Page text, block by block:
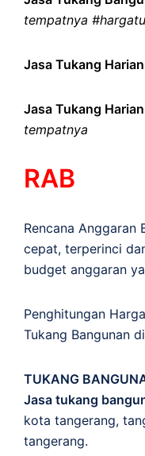
tempatnya
Jasa Tukang
Jasa Tukang
tempatnya
RAB
Rencana Anggaran
cepat, terperinci
budget anggaran
Penghitungan Harga
Tukang Bangunan
TUKANG
Jasa tukang
kota tangerang,
tangerang.